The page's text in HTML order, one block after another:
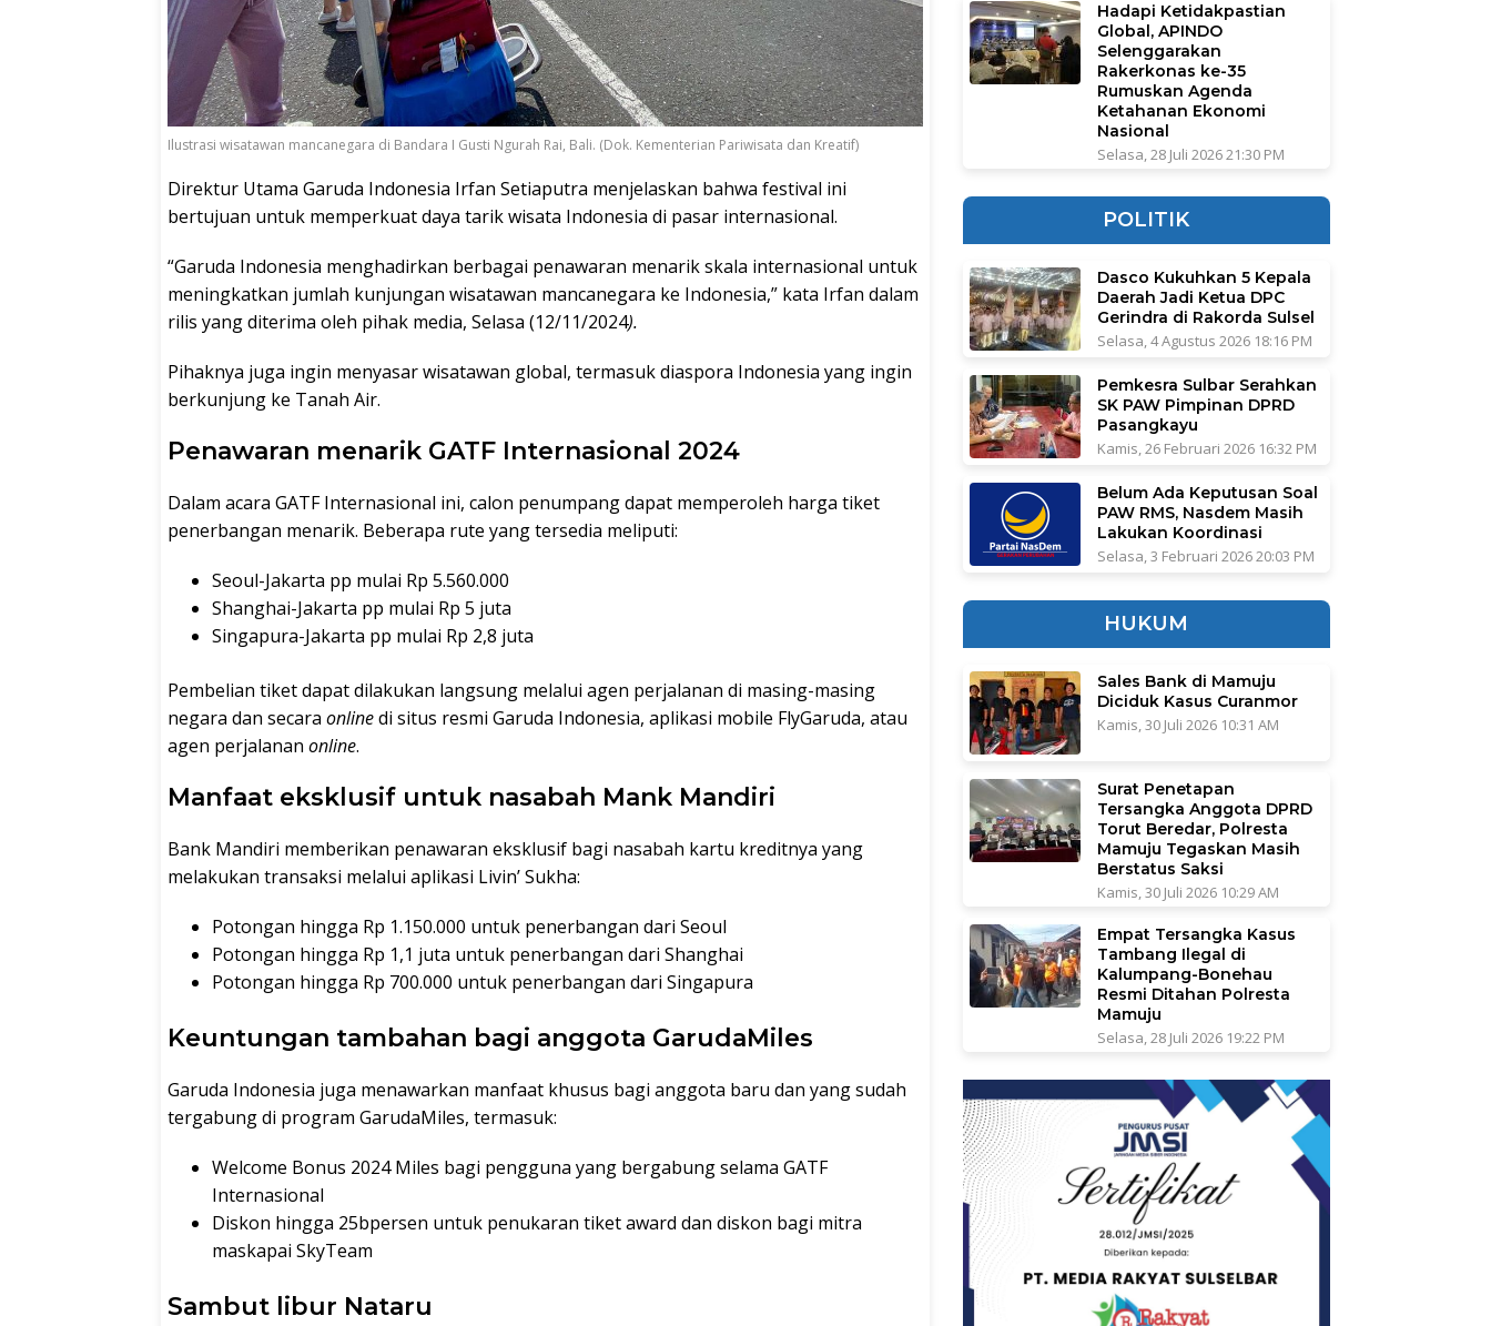
Ilustrasi wisatawan mancanegara di Bandara I Gusti Ngurah Rai, Bali. (Dok. Kementerian Pariwisata dan Kreatif)
Direktur Utama Garuda Indonesia Irfan Setiaputra menjelaskan bahwa festival ini
bertujuan untuk memperkuat daya tarik wisata Indonesia di pasar internasional.
“Garuda Indonesia menghadirkan berbagai penawaran menarik skala internasional untuk
meningkatkan jumlah kunjungan wisatawan mancanegara ke Indonesia,” kata Irfan dalam
rilis yang diterima oleh pihak media, Selasa (12/11/2024).
Pihaknya juga ingin menyasar wisatawan global, termasuk diaspora Indonesia yang ingin
berkunjung ke Tanah Air.
Penawaran menarik GATF Internasional 2024
Dalam acara GATF Internasional ini, calon penumpang dapat memperoleh harga tiket
penerbangan menarik. Beberapa rute yang tersedia meliputi:
Seoul-Jakarta pp mulai Rp 5.560.000
Shanghai-Jakarta pp mulai Rp 5 juta
Singapura-Jakarta pp mulai Rp 2,8 juta
Pembelian tiket dapat dilakukan langsung melalui agen perjalanan di masing-masing
negara dan secara onlinedi situs resmi Garuda Indonesia, aplikasi mobile FlyGaruda, atau
agen perjalanan online.
Manfaat eksklusif untuk nasabah Mank Mandiri
Bank Mandiri memberikan penawaran eksklusif bagi nasabah kartu kreditnya yang
melakukan transaksi melalui aplikasi Livin’ Sukha:
Potongan hingga Rp 1.150.000 untuk penerbangan dari Seoul
Potongan hingga Rp 1,1 juta untuk penerbangan dari Shanghai
Potongan hingga Rp 700.000 untuk penerbangan dari Singapura
Keuntungan tambahan bagi anggota GarudaMiles
Garuda Indonesia juga menawarkan manfaat khusus bagi anggota baru dan yang sudah
tergabung di program GarudaMiles, termasuk:
Welcome Bonus 2024 Miles bagi pengguna yang bergabung selama GATF
Internasional
Diskon hingga 25bpersen untuk penukaran tiket award dan diskon bagi mitra
maskapai SkyTeam
Sambut libur Nataru
Hadapi Ketidakpastian
Global, APINDO
Selenggarakan
Rakerkonas ke-35
Rumuskan Agenda
Ketahanan Ekonomi
Nasional
Selasa, 28 Juli 2026 21:30 PM
POLITIK
Dasco Kukuhkan 5 Kepala
Daerah Jadi Ketua DPC
Gerindra di Rakorda Sulsel
Selasa, 4 Agustus 2026 18:16 PM
Pemkesra Sulbar Serahkan
SK PAW Pimpinan DPRD
Pasangkayu
Kamis, 26 Februari 2026 16:32 PM
Belum Ada Keputusan Soal
PAW RMS, Nasdem Masih
Lakukan Koordinasi
Selasa, 3 Februari 2026 20:03 PM
HUKUM
Sales Bank di Mamuju
Diciduk Kasus Curanmor
Kamis, 30 Juli 2026 10:31 AM
Surat Penetapan
Tersangka Anggota DPRD
Torut Beredar, Polresta
Mamuju Tegaskan Masih
Berstatus Saksi
Kamis, 30 Juli 2026 10:29 AM
Empat Tersangka Kasus
Tambang Ilegal di
Kalumpang-Bonehau
Resmi Ditahan Polresta
Mamuju
Selasa, 28 Juli 2026 19:22 PM